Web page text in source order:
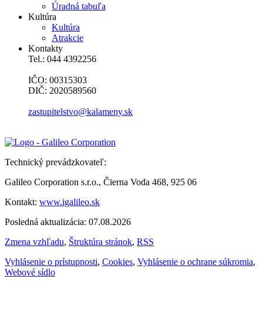
Úradná tabuľa
Kultúra
Kultúra
Atrakcie
Kontakty
Tel.: 044 4392256
IČO: 00315303
DIČ: 2020589560
zastupitelstvo@kalameny.sk
Technický prevádzkovateľ:
Galileo Corporation s.r.o., Čierna Voda 468, 925 06
Kontakt: www.igalileo.sk
Posledná aktualizácia: 07.08.2026
Zmena vzhľadu, Štruktúra stránok, RSS
Vyhlásenie o prístupnosti, Cookies, Vyhlásenie o ochrane súkromia,
Webové sídlo